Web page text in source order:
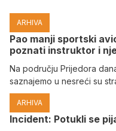
ARHIVA
Pao manji sportski
poznati instruktor i
Na području Prijedora
saznajemo u nesreći su
ARHIVA
Incident: Potukli se